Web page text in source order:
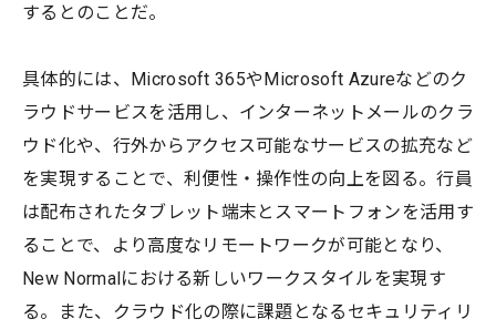
するとのことだ。
具体的には、Microsoft 365やMicrosoft Azureなどのク
ラウドサービスを活用し、インターネットメールのクラ
ウド化や、行外からアクセス可能なサービスの拡充など
を実現することで、利便性・操作性の向上を図る。行員
は配布されたタブレット端末とスマートフォンを活用す
ることで、より高度なリモートワークが可能となり、
New Normalにおける新しいワークスタイルを実現す
る。また、クラウド化の際に課題となるセキュリティリ